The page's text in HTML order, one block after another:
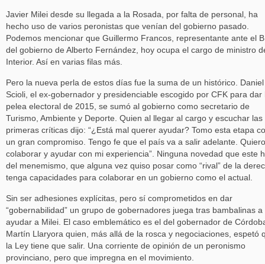
Javier Milei desde su llegada a la Rosada, por falta de personal, ha
hecho uso de varios peronistas que venían del gobierno pasado.
Podemos mencionar que Guillermo Francos, representante ante el
del gobierno de Alberto Fernández, hoy ocupa el cargo de ministro
Interior. Así en varias filas más.
Pero la nueva perla de estos días fue la suma de un histórico. Daniel
Scioli, el ex-gobernador y presidenciable escogido por CFK para dar
pelea electoral de 2015, se sumó al gobierno como secretario de
Turismo, Ambiente y Deporte. Quien al llegar al cargo y escuchar las
primeras críticas dijo: “¿Está mal querer ayudar? Tomo esta etapa
un gran compromiso. Tengo fe que el país va a salir adelante. Quiero
colaborar y ayudar con mi experiencia”. Ninguna novedad que este
del menemismo, que alguna vez quiso posar como “rival” de la
tenga capacidades para colaborar en un gobierno como el actual.
Sin ser adhesiones explícitas, pero sí comprometidos en dar
“gobernabilidad” un grupo de gobernadores juega tras bambalinas a
ayudar a Milei. El caso emblemático es el del gobernador de
Martín Llaryora quien, más allá de la rosca y negociaciones, espetó
la Ley tiene que salir. Una corriente de opinión de un peronismo
provinciano, pero que impregna en el movimiento.